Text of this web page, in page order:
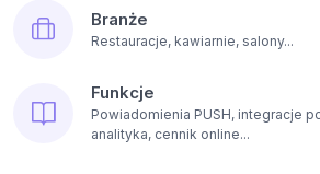
Branże
Restauracje, kawiarnie, salony...
Funkcje
Powiadomienia PUSH, integracje
analityka, cennik online...